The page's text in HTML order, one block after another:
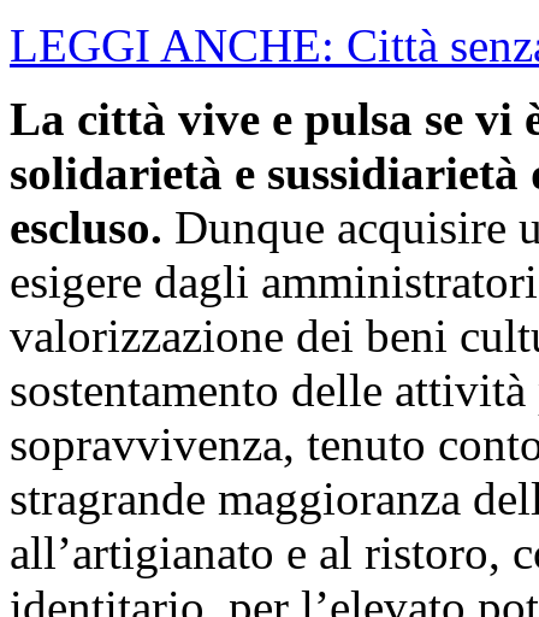
LEGGI ANCHE: Città
La città vive e pulsa se
solidarietà e
escluso. Dunque acquisire
esigere dagli
valorizzazione dei beni
sostentamento delle
sopravvivenza, tenuto
stragrande maggioranza
all’artigianato e al ristoro,